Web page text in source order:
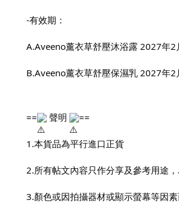
-有效期：
A.Aveeno薰衣草舒壓沐浴露 2027年2
B.Aveeno薰衣草舒壓保濕乳 2027年2
== 聲明 ==
1.本貨品為平行進口正貨
2.所有帖文內容只作分享及參考用途
3.顏色或因拍攝器材或顯示螢幕等因